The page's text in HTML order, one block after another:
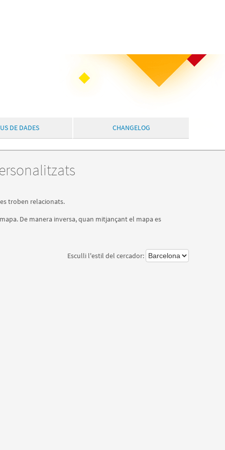
DE DADES CHANGELOG
troben relacionats.
De manera inversa, quan mitjançant el mapa es
Esculli l'estil del cercador: